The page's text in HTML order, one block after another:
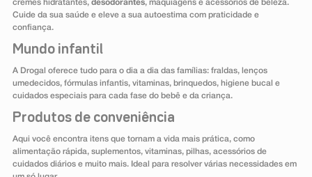
cremes hidratantes, desodorantes, maquiagens e acessórios de beleza.
Cuide da sua saúde e eleve a sua autoestima com praticidade e
confiança.
Mundo infantil
A Drogal oferece tudo para o dia a dia das famílias: fraldas, lenços
umedecidos, fórmulas infantis, vitaminas, brinquedos, higiene bucal e
cuidados especiais para cada fase do bebê e da criança.
Produtos de conveniência
Aqui você encontra itens que tornam a vida mais prática, como
alimentação rápida, suplementos, vitaminas, pilhas, acessórios de
cuidados diários e muito mais. Ideal para resolver várias necessidades em